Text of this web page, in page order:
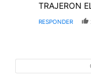
TRAJERON
RESPONDER